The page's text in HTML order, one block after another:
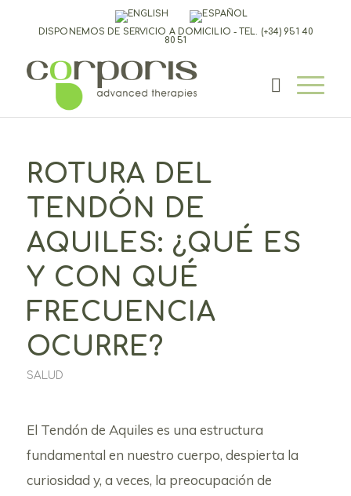
DISPONEMOS DE SERVICIO A DOMICILIO - TEL. (+34) 951 40
80 51
ROTURA DEL
TENDÓN DE
AQUILES: ¿QUÉ ES
Y CON QUÉ
FRECUENCIA
OCURRE?
SALUD
El Tendón de Aquiles es una estructura
fundamental en nuestro cuerpo, despierta la
curiosidad y, a veces, la preocupación de